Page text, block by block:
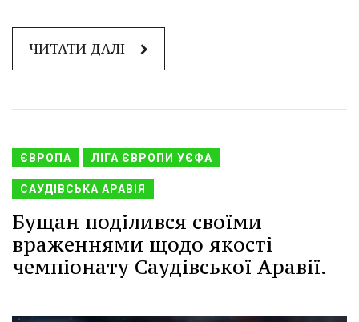
ЧИТАТИ ДАЛІ
ЄВРОПА ЛІГА ЄВРОПИ УЄФА
САУДІВСЬКА АРАВІЯ
Бущан поділився своїми
враженнями щодо якості
чемпіонату Саудівської Аравії.